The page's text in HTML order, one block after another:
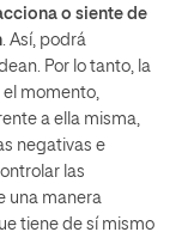
o siente de
. Así, podrá
Por lo tanto, la
momento,
a ella misma,
negativas e
las
una manera
tiene de sí mismo